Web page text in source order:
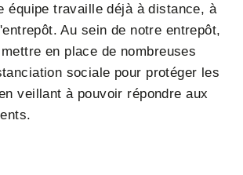
équipe travaille déjà à distance, à
Au sein de notre entrepôt,
en place de nombreuses
sociale pour protéger les
veillant à pouvoir répondre aux